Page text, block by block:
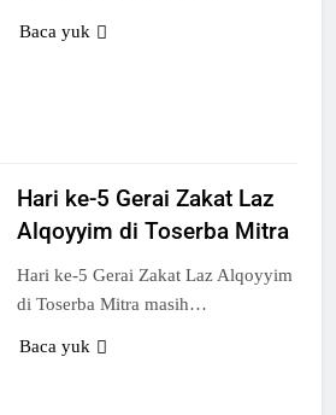
Baca yuk
Hari ke-5 Gerai Zakat Laz
Alqoyyim di Toserba Mitra
Hari ke-5 Gerai Zakat Laz Alqoyyim
di Toserba Mitra masih…
Baca yuk